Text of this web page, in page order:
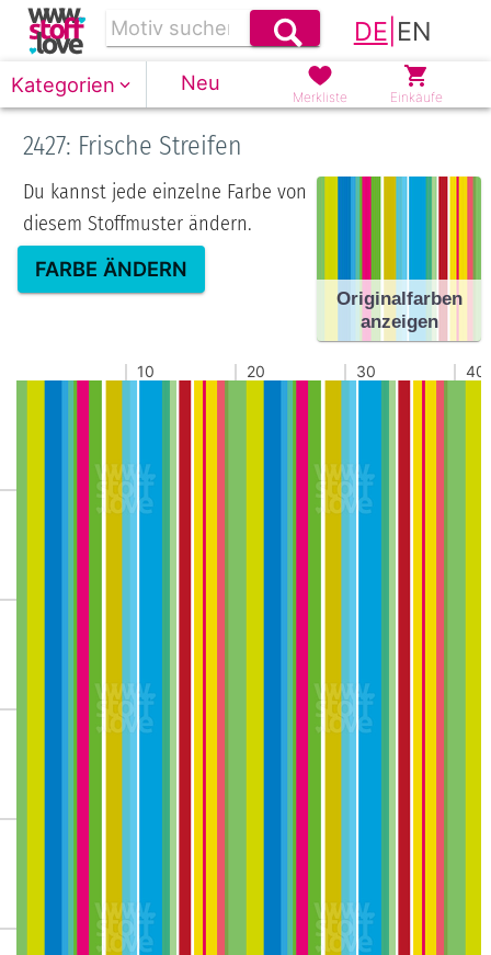
DE EN
Kategorien Neu
Merkliste Einkäufe
2427: Frische Streifen
Du kannst jede einzelne Farbe von
diesem Stoffmuster ändern.
FARBE ÄNDERN
Originalfarben
anzeigen